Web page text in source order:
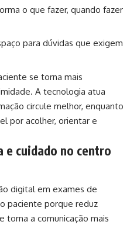
o que fazer, quando fazer
para dúvidas que exigem
se torna mais
A tecnologia atua
circule melhor, enquanto
por acolher, orientar e
e cuidado no centro
digital em exames de
paciente porque reduz
torna a comunicação mais